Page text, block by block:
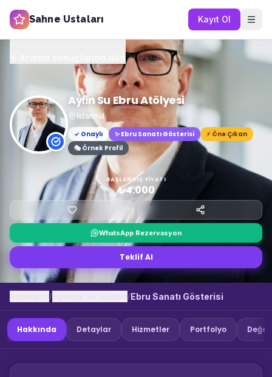
Sahne Ustaları Kayıt Ol
Aylin Su Ebru Atölyesi
İstanbul
✓ Onaylı
✨ Ebru Sanatı Gösterisi
⚡ Öne Çıkan
🎭 Örnek Profil
BAŞLANGIÇ FIYATI
₺4.000
WhatsApp Rezervasyon
Teklif Al
/ /Ebru Sanatı Gösterisi
Hakkında Detaylar Hizmetler Portfolyo